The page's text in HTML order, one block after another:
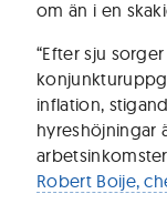
om än i en
“Efter sju
inflation,
hyreshöjningar
Robert Boije,